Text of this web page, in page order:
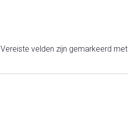
Vereiste velden zijn gemarkeerd met